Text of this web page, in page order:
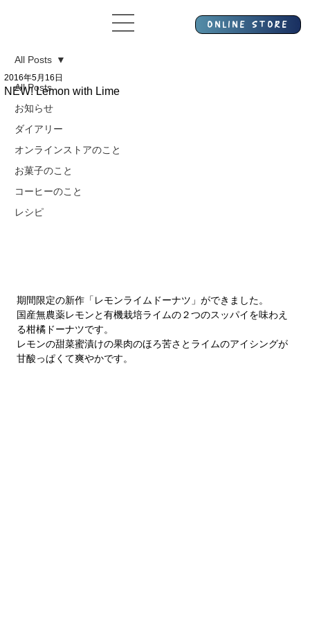
All Posts
お知らせ
ダイアリー
オンラインストアのこと
お菓子のこと
コーヒーのこと
レシピ
All Posts
NEW! Lemon with Lime
2016年5月16日
期間限定の新作「レモンライムドーナツ」ができました。
国産無農薬レモンと有機栽培ライムの２つのスッパイを味わえ
る柑橘ドーナツです。
レモンの甜菜蜜漬けの果肉のほろ苦さとライムのアイシングが
甘酸っぱくて爽やかです。